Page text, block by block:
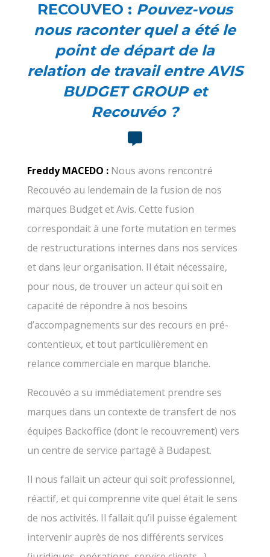
RECOUVEO : Pouvez-vous
nous raconter quel a été le
point de départ de la
relation de travail entre AVIS
BUDGET GROUP et
Recouvéo ?
Freddy MACEDO : Nous avons rencontré
Recouvéo au lendemain de la fusion de nos
marques Budget et Avis. Cette fusion
correspondait à une forte mutation en termes
de restructurations internes dans nos services
et dans leur organisation. Il était nécessaire,
pour nous, de trouver un acteur qui soit en
capacité de répondre à nos besoins
d’accompagnements sur des recours en pré-
contentieux, et tout particulièrement en
relance commerciale en marque blanche.
Recouvéo a su immédiatement prendre ses
marques dans un contexte de transfert de nos
équipes Backoffice (dont le recouvrement) vers
un centre de service partagé à Budapest.
Il nous fallait un acteur qui soit professionnel,
réactif, et qui comprenne vite quel était le sens
de nos activités. Il fallait qu’il puisse également
intervenir auprès de nos différents services